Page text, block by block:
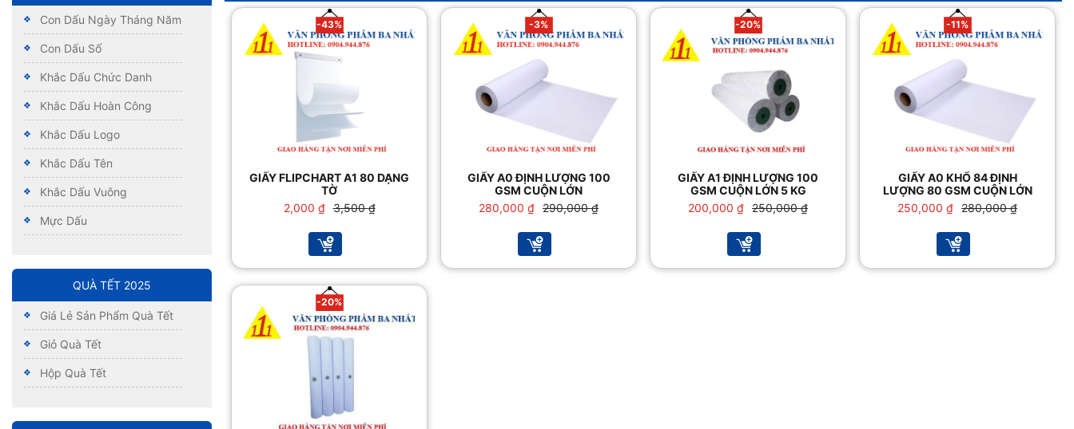
Con Dấu Ngày Tháng Năm
Con Dấu Số
Khắc Dấu Chức Danh
Khắc Dấu Hoàn Công
Khắc Dấu Logo
Khắc Dấu Tên
Khắc Dấu Vuông
Mực Dấu
QUÀ TẾT 2025
Giá Lẻ Sản Phẩm Quà Tết
Giỏ Quà Tết
Hộp Quà Tết
-43%
GIẤY FLIPCHART A1 80 DẠNG
TỜ
3,500₫
Giá
là:
3,500 ₫.
2,000 ₫ Giá
tại
là:
-3%
GIẤY A0 ĐỊNH LƯỢNG 100
GSM CUỘN LỚN
290,000₫
Giá
là:
290,000 ₫.
280,000 ₫ Giá
tại
là:
-20%
GIẤY A1 ĐỊNH LƯỢNG 100
GSM CUỘN LỚN 5 KG
250,000₫
Giá
là:
250,000 ₫.
200,000 ₫ Giá
tại
là:
-11%
GIẤY A0 KHỔ 84 ĐỊNH
LƯỢNG 80 GSM CUỘN LỚN
280,000₫
Giá
là:
280,000 ₫.
250,000 ₫ Giá
tại
là:
-20%